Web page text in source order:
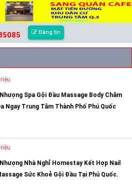
Đăng tin
Spa Gội Đầu Massage Body Chăm
Ngay Trung Tâm Thành Phố Phú Quốc
Nhà Nghỉ Homestay Kết Hợp Nail
Sức Khoẻ Gội Đầu Tại Phú Quốc.